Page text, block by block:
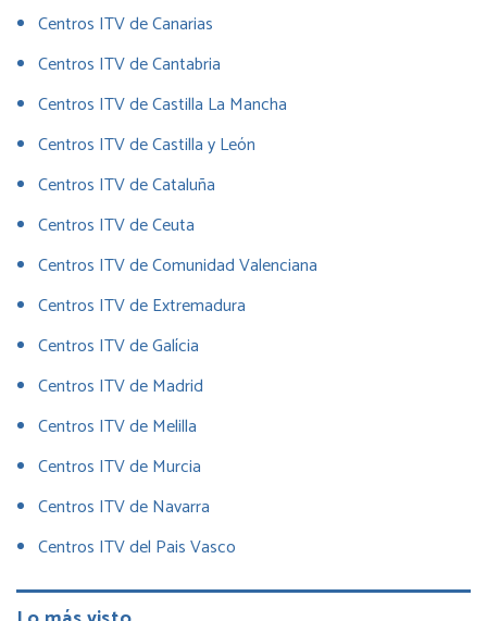
Centros ITV de Canarias
Centros ITV de Cantabria
Centros ITV de Castilla La Mancha
Centros ITV de Castilla y León
Centros ITV de Cataluña
Centros ITV de Ceuta
Centros ITV de Comunidad Valenciana
Centros ITV de Extremadura
Centros ITV de Galícia
Centros ITV de Madrid
Centros ITV de Melilla
Centros ITV de Murcia
Centros ITV de Navarra
Centros ITV del Pais Vasco